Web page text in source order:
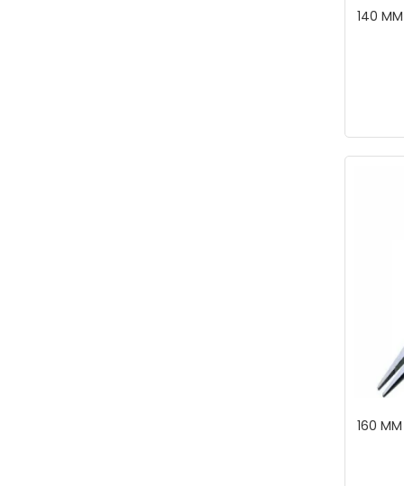
140 MM
160 MM